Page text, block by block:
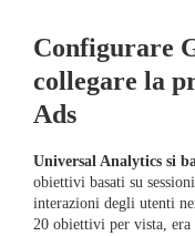
Configurare
collegare la
Ads
Universal Analytics si
obiettivi basati su
interazioni degli utenti
20 obiettivi per vista,